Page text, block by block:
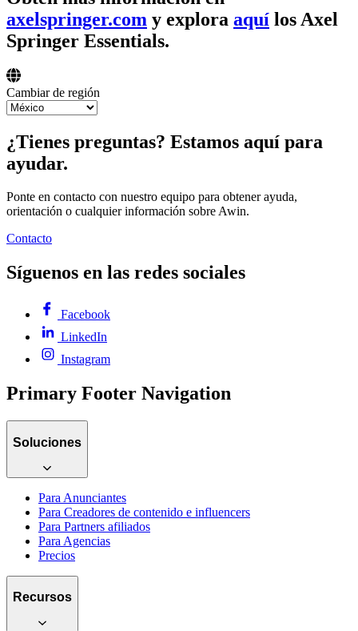
axelspringer.com y explora aquí los Axel
Springer Essentials.
Cambiar de región
¿Tienes preguntas? Estamos aquí para
ayudar.
Ponte en contacto con nuestro equipo para obtener ayuda,
orientación o cualquier información sobre Awin.
Contacto
Síguenos en las redes sociales
Facebook
LinkedIn
Instagram
Primary Footer Navigation
Soluciones
Para Anunciantes
Para Creadores de contenido e influencers
Para Partners afiliados
Para Agencias
Precios
Recursos